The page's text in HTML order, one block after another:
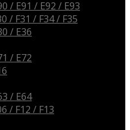
/ E91 / E92 / E93
/ F31 / F34 / F35
/ E36
/ E72
/ E64
/ F12 / F13